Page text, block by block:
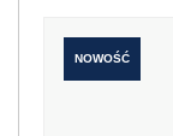
NOWOŚĆ